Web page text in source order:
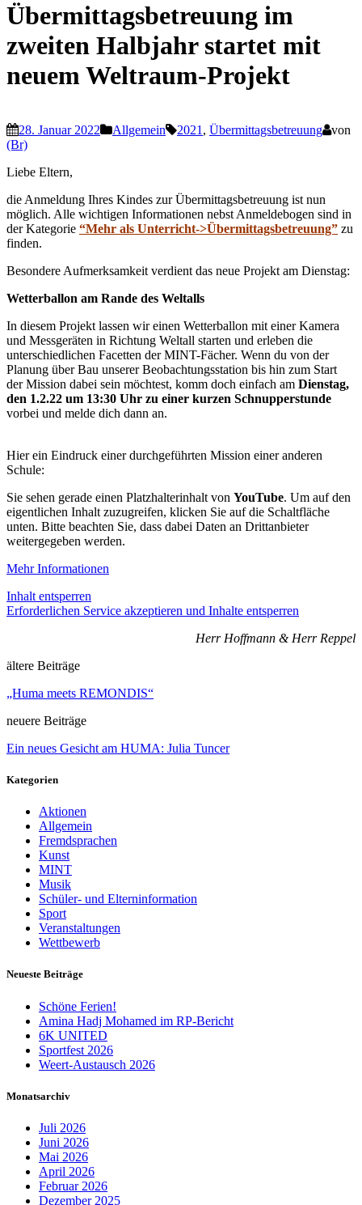
Übermittagsbetreuung im
zweiten Halbjahr startet mit
neuem Weltraum-Projekt
28. Januar 2022 Allgemein 2021 , Übermittagsbetreuung
von
(Br)
Liebe Eltern,
die Anmeldung Ihres Kindes zur Übermittagsbetreuung ist nun
möglich. Alle wichtigen Informationen nebst Anmeldebogen sind in
der Kategorie “Mehr als Unterricht->Übermittagsbetreuung” zu
finden.
Besondere Aufmerksamkeit verdient das neue Projekt am Dienstag:
Wetterballon am Rande des Weltalls
In diesem Projekt lassen wir einen Wetterballon mit einer Kamera
und Messgeräten in Richtung Weltall starten und erleben die
unterschiedlichen Facetten der MINT-Fächer. Wenn du von der
Planung über Bau unserer Beobachtungsstation bis hin zum Start
der Mission dabei sein möchtest, komm doch einfach am Dienstag,
den 1.2.22 um 13:30 Uhr zu einer kurzen Schnupperstunde
vorbei und melde dich dann an.
Hier ein Eindruck einer durchgeführten Mission einer anderen
Schule:
Sie sehen gerade einen Platzhalterinhalt von YouTube. Um auf den
eigentlichen Inhalt zuzugreifen, klicken Sie auf die Schaltfläche
unten. Bitte beachten Sie, dass dabei Daten an Drittanbieter
weitergegeben werden.
Mehr Informationen
Inhalt entsperren
Erforderlichen Service akzeptieren und Inhalte entsperren
Herr Hoffmann & Herr Reppel
ältere Beiträge
„Huma meets REMONDIS“
neuere Beiträge
Ein neues Gesicht am HUMA: Julia Tuncer
Kategorien
Aktionen
Allgemein
Fremdsprachen
Kunst
MINT
Musik
Schüler- und Elterninformation
Sport
Veranstaltungen
Wettbewerb
Neueste Beiträge
Schöne Ferien!
Amina Hadj Mohamed im RP-Bericht
6K UNITED
Sportfest 2026
Weert-Austausch 2026
Monatsarchiv
Juli 2026
Juni 2026
Mai 2026
April 2026
Februar 2026
Dezember 2025